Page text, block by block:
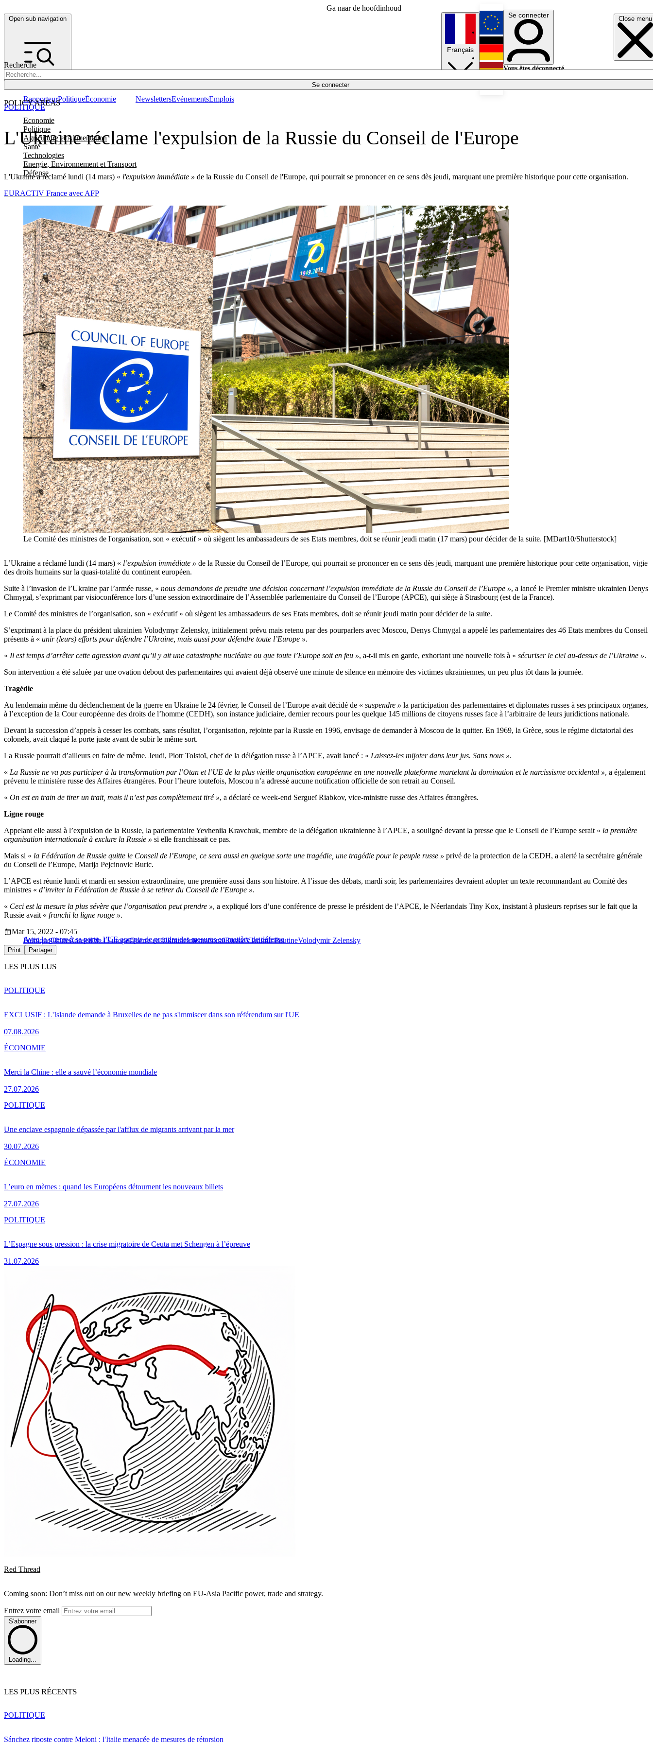
Ga naar de hoofdinhoud
Open sub navigation Close menu
Recherche
Se connecter
POLICY AREAS
Economie
Politique
Agriculture et Alimentation
Santé
Technologies
Energie, Environnement et Transport
Défense
RapporteurPolitiqueÉconomie NewslettersEvénementsEmplois
Français
English
Deutsch
Se connecter
Vous êtes déconnecté.
L'Ukraine réclame l'expulsion de la Russie du Conseil de l'Europe
L'Ukraine a réclamé lundi (14 mars) « l'expulsion immédiate » de la Russie du Conseil de l'Europe, qui pourrait se prononcer en ce sens dès jeudi, marquant une première historique pour cette organisation.
POLITIQUE
EURACTIV France avec AFP
Le Comité des ministres de l'organisation, son « exécutif » où siègent les ambassadeurs de ses Etats membres, doit se réunir jeudi matin (17 mars) pour décider de la suite. [MDart10/Shutterstock]
L’Ukraine a réclamé lundi (14 mars) « l’expulsion immédiate » de la Russie du Conseil de l’Europe, qui pourrait se prononcer en ce sens dès jeudi, marquant une première historique pour cette organisation, vigie
des droits humains sur la quasi-totalité du continent européen.
Suite à l’invasion de l’Ukraine par l’armée russe, « nous demandons de prendre une décision concernant l’expulsion immédiate de la Russie du Conseil de l’Europe », a lancé le Premier ministre ukrainien Denys
Chmygal, s’exprimant par visioconférence lors d’une session extraordinaire de l’Assemblée parlementaire du Conseil de l’Europe (APCE), qui siège à Strasbourg (est de la France).
Le Comité des ministres de l’organisation, son « exécutif » où siègent les ambassadeurs de ses Etats membres, doit se réunir jeudi matin pour décider de la suite.
S’exprimant à la place du président ukrainien Volodymyr Zelensky, initialement prévu mais retenu par des pourparlers avec Moscou, Denys Chmygal a appelé les parlementaires des 46 Etats membres du Conseil
présents à « unir (leurs) efforts pour défendre l’Ukraine, mais aussi pour défendre toute l’Europe ».
« Il est temps d’arrêter cette agression avant qu’il y ait une catastrophe nucléaire ou que toute l’Europe soit en feu », a-t-il mis en garde, exhortant une nouvelle fois à « sécuriser le ciel au-dessus de l’Ukraine ».
Son intervention a été saluée par une ovation debout des parlementaires qui avaient déjà observé une minute de silence en mémoire des victimes ukrainiennes, un peu plus tôt dans la journée.
Tragédie
Au lendemain même du déclenchement de la guerre en Ukraine le 24 février, le Conseil de l’Europe avait décidé de « suspendre » la participation des parlementaires et diplomates russes à ses principaux organes,
à l’exception de la Cour européenne des droits de l’homme (CEDH), son instance judiciaire, dernier recours pour les quelque 145 millions de citoyens russes face à l’arbitraire de leurs juridictions nationale.
Devant la succession d’appels à cesser les combats, sans résultat, l’organisation, rejointe par la Russie en 1996, envisage de demander à Moscou de la quitter. En 1969, la Grèce, sous le régime dictatorial des
colonels, avait claqué la porte juste avant de subir le même sort.
La Russie pourrait d’ailleurs en faire de même. Jeudi, Piotr Tolstoï, chef de la délégation russe à l’APCE, avait lancé : « Laissez-les mijoter dans leur jus. Sans nous ».
« La Russie ne va pas participer à la transformation par l’Otan et l’UE de la plus vieille organisation européenne en une nouvelle plateforme martelant la domination et le narcissisme occidental », a également
prévenu le ministère russe des Affaires étrangères. Pour l’heure toutefois, Moscou n’a adressé aucune notification officielle de son retrait au Conseil.
« On est en train de tirer un trait, mais il n’est pas complètement tiré », a déclaré ce week-end Sergueï Riabkov, vice-ministre russe des Affaires étrangères.
Ligne rouge
Appelant elle aussi à l’expulsion de la Russie, la parlementaire Yevheniia Kravchuk, membre de la délégation ukrainienne à l’APCE, a souligné devant la presse que le Conseil de l’Europe serait « la première
organisation internationale à exclure la Russie » si elle franchissait ce pas.
Mais si « la Fédération de Russie quitte le Conseil de l’Europe, ce sera aussi en quelque sorte une tragédie, une tragédie pour le peuple russe » privé de la protection de la CEDH, a alerté la secrétaire générale
du Conseil de l’Europe, Marija Pejcinovic Buric.
L’APCE est réunie lundi et mardi en session extraordinaire, une première aussi dans son histoire. A l’issue des débats, mardi soir, les parlementaires devraient adopter un texte recommandant au Comité des
ministres « d’inviter la Fédération de Russie à se retirer du Conseil de l’Europe ».
« Ceci est la mesure la plus sévère que l’organisation peut prendre », a expliqué lors d’une conférence de presse le président de l’APCE, le Néerlandais Tiny Kox, insistant à plusieurs reprises sur le fait que la
Russie avait « franchi la ligne rouge ».
Avec la guerre à sa porte, l’UE accepte de prendre des mesures en matière de défense
Mar 15, 2022 - 07:45
PolitiqueChineConseil de l'EuropeGuerre en UkraineInternationalRussieVladimir PoutineVolodymir Zelensky
Print Partager
LES PLUS LUS
EXCLUSIF : L'Islande demande à Bruxelles de ne pas s'immiscer dans son référendum sur l'UE
07.08.2026
POLITIQUE
Merci la Chine : elle a sauvé l’économie mondiale
27.07.2026
ÉCONOMIE
Une enclave espagnole dépassée par l'afflux de migrants arrivant par la mer
30.07.2026
POLITIQUE
L’euro en mèmes : quand les Européens détournent les nouveaux billets
27.07.2026
ÉCONOMIE
L’Espagne sous pression : la crise migratoire de Ceuta met Schengen à l’épreuve
31.07.2026
POLITIQUE
Red Thread
Coming soon: Don’t miss out on our new weekly briefing on EU-Asia Pacific power, trade and strategy.
Entrez votre email
S'abonner
Loading...
LES PLUS RÉCENTS
Sánchez riposte contre Meloni : l'Italie menacée de mesures de rétorsion
POLITIQUE